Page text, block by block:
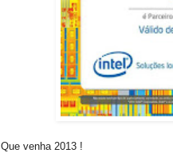
Que venha 2013 !